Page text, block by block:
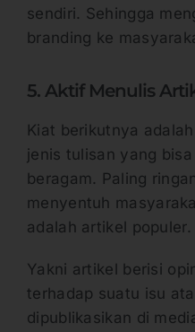
sendiri. Sehingga
branding ke
5. Aktif Menulis
Kiat berikutnya
jenis tulisan yang
beragam. Paling
menyentuh
adalah artikel populer.
Yakni artikel berisi
terhadap suatu isu
dipublikasikan di